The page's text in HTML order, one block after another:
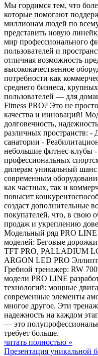
Мы гордимся тем, что
которые помогают
миллионам людей по
представить новую
мир профессионального
пользователей и
отличная возможность
высококачественное
потребности как
среднего бизнеса,
пользователей — для
Fitness PRO? Это не
качества и инноваций!
долговечность,
различных пространств:
санатории -
небольшие фитнес-клубы
профессиональных
дилерам уникальный шанс
современным
как частных, так и
повысит
создаст дополнительные
покупателей, что, в свою
продаж и укреплению
Модельный ряд PRO
моделей: Беговые
TFT PRO, PALLADIUM
ARGON LED PRO
Гребной тренажер: RW
модели PRO LINE
технологий: мощные
современные элементы
многое другое. Эти
надежность на каждом
— это
требует больше.
читать полностью »
Презентация уникальной